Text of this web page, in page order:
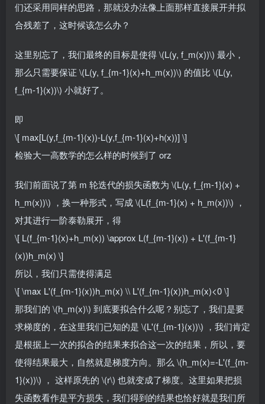
们还采用同样的思路，那就没办法像上面那样直接展开并拟
合残差了，这时候该怎么办？
这里别忘了，我们最终的目标是使得\(L(y, f_m(x))\) 最小，
那么只需要保证 \(L(y, f_{m-1}(x)+h_m(x))\) 的值比 \(L(y,
f_{m-1}(x))\) 小就好了。
即
\[ max[L(y,f_{m-1}(x))-L(y,f_{m-1}(x)+h(x))] \]
检验大一高数学的怎么样的时候到了 orz
我们前面说了第 m 轮迭代的损失函数为 \(L(y, f_{m-1}(x) +
h_m(x))\) ，换一种形式，写成\(L(f_{m-1}(x) + h_m(x))\) ，
对其进行一阶泰勒展开，得
\[ L(f_{m-1}(x)+h_m(x)) \approx L(f_{m-1}(x)) + L'(f_{m-1}
(x))h_m(x) \]
所以，我们只需使得满足
\[ \max L'(f_{m-1}(x))h_m(x) \\ L'(f_{m-1}(x))h_m(x)<0 \]
那我们的 \(h_m(x)\) 到底要拟合什么呢？别忘了，我们是要
求梯度的，在这里我们已知的是 \(L'(f_{m-1}(x))\) ，我们肯定
是根据上一次的拟合的结果来拟合这一次的结果，所以，要
使得结果最大，自然就是梯度方向。那么 \(h_m(x)=-L'(f_{m-
1}(x))\) ， 这样原先的 \(r\) 也就变成了梯度。这里如果把损
失函数看作是平方损失，我们得到的结果也恰好就是我们所